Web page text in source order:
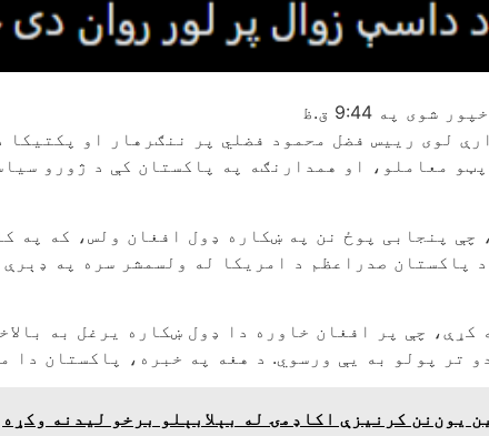
خپور شوی په 9:44 ق.ظ
لوی رییس فضل محمود فضلي پر ننګرهار او
معاملو، او همدارنګه په پاکستان کې د ژورو
چې پنجابی پوځ نن په ښکاره ډول افغان ولس، که په
پاکستان صدراعظم د امریکا له ولسمشر سره په
کړې، چې پر افغان خاوره دا ډول ښکاره یرغل به
تر پولو به یې ورسوي. د هغه په خبره، پاکستان
یون‌نن کرنیزې اکاډمۍ له بېلابېلو برخو لیدنه وکړه